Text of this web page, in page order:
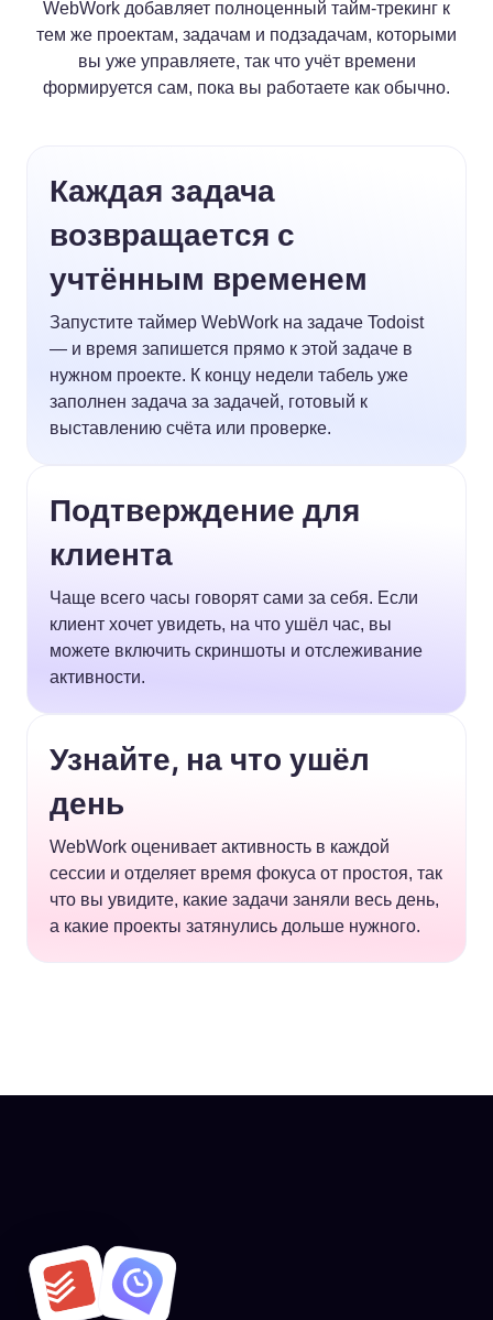
WebWork добавляет полноценный тайм-трекинг к
тем же проектам, задачам и подзадачам, которыми
вы уже управляете, так что учёт времени
формируется сам, пока вы работаете как обычно.
Каждая задача
возвращается с
учтённым временем
Запустите таймер WebWork на задаче Todoist
— и время запишется прямо к этой задаче в
нужном проекте. К концу недели табель уже
заполнен задача за задачей, готовый к
выставлению счёта или проверке.
Подтверждение для
клиента
Чаще всего часы говорят сами за себя. Если
клиент хочет увидеть, на что ушёл час, вы
можете включить скриншоты и отслеживание
активности.
Узнайте, на что ушёл
день
WebWork оценивает активность в каждой
сессии и отделяет время фокуса от простоя, так
что вы увидите, какие задачи заняли весь день,
а какие проекты затянулись дольше нужного.